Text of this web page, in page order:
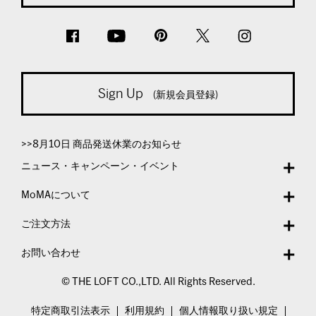
Sign Up (新規会員登録)
>>8月10日 商品発送休業のお知らせ
ニュース・キャンペーン・イベント
MoMAについて
ご注文方法
お問い合わせ
© THE LOFT CO.,LTD. All Rights Reserved.
特定商取引法表示 利用規約 個人情報取り扱い規定